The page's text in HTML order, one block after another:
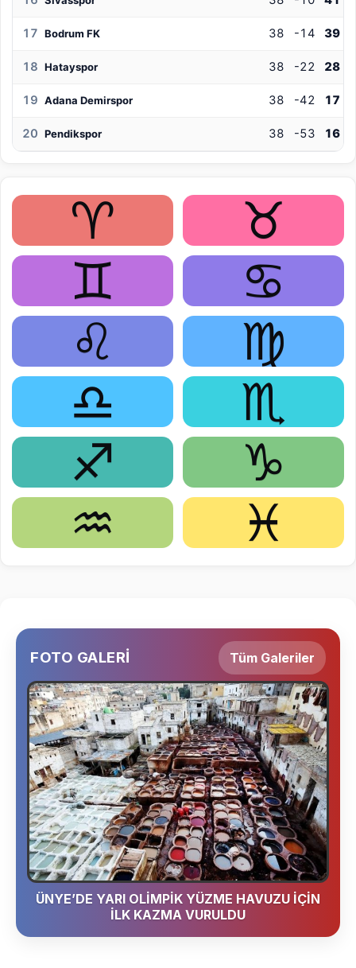
17 Bodrum FK 38 -14 39
18 Hatayspor 38 -22 28
19 Adana Demirspor 38 -42 17
20 Pendikspor 38 -53 16
♈
♉
♊
♋
♌
♍
♎
♏
♐
♑
♒
♓
FOTO GALERİ Tüm Galeriler
ÜNYE’DE YARI OLİMPİK YÜZME HAVUZU İÇİN
İLK KAZMA VURULDU